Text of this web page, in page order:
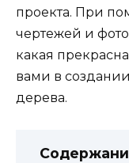
проекта. При
чертежей и
какая
вами в
дерева.